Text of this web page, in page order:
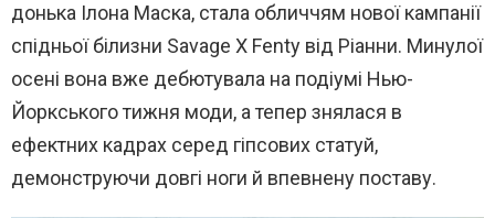
донька Ілона Маска, стала обличчям нової кампанії
спідньої білизни Savage X Fenty від Ріанни. Минулої
осені вона вже дебютувала на подіумі Нью-
Йоркського тижня моди, а тепер знялася в
ефектних кадрах серед гіпсових статуй,
демонструючи довгі ноги й впевнену поставу.